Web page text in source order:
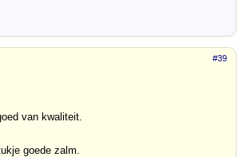
#39
van kwaliteit.
goede zalm.